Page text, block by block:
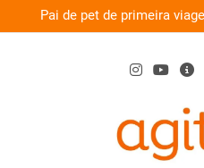
to
Pai de pet de primeira